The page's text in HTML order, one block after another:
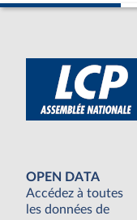
OPEN DATA
Accédez à toutes
les données de